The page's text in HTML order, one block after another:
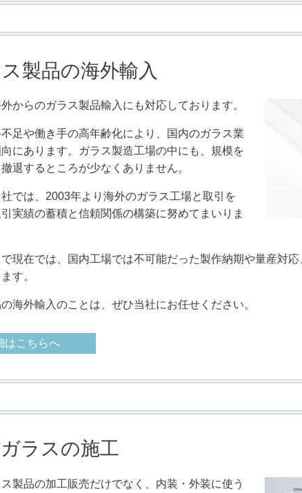
製品の海外輸入
からのガラス製品輸入にも対応しております。
足や働き手の高年齢化により、国内のガラス業
にあります。ガラス製造工場の中にも、規模を
退するところが少なくありません。
では、2003年より海外のガラス工場と取引を
実績の蓄積と信頼関係の構築に努めてまいりま
現在では、国内工場では不可能だった製作納期や量産対
す。
海外輸入のことは、ぜひ当社にお任せください。
はこちらへ
ラスの施工
製品の加工販売だけでなく、内装・外装に使う